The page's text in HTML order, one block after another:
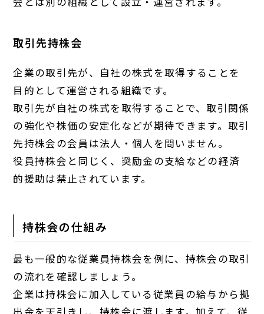
取引先持株会
企業の取引先が、自社の株式を取得することを
目的として運営される組織です。
取引先が自社の株式を取得することで、取引関係
の強化や株価の安定化などが期待できます。取引
先持株会の会員は法人・個人を問いません。
役員持株会と同じく、奨励金の支給などの経済
的援助は禁止されています。
持株会の仕組み
最も一般的な従業員持株会を例に、持株会の取引
の流れを確認しましょう。
企業は持株会に加入している従業員の給与から拠